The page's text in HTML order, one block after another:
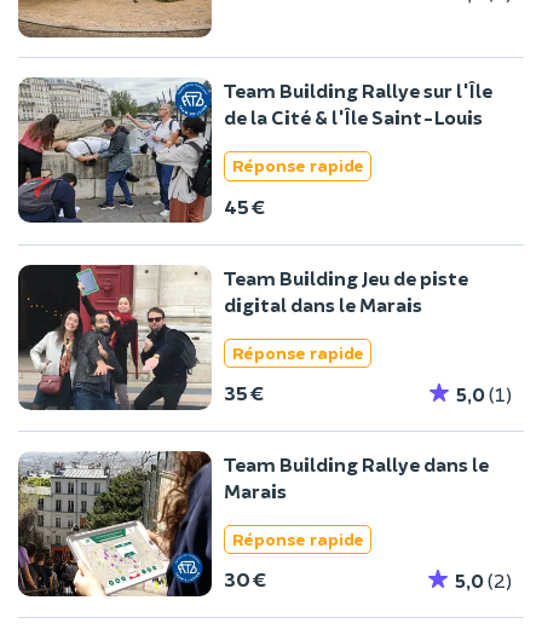
Team Building Rallye sur l'Île
de la Cité & l'Île Saint-Louis
Réponse rapide
45 €
Team Building Jeu de piste
digital dans le Marais
Réponse rapide
35 € 5,0(1)
Team Building Rallye dans le
Marais
Réponse rapide
30 € 5,0(2)